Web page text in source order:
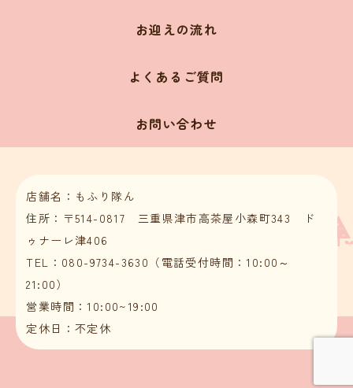
お迎えの流れ
よくあるご質問
お問い合わせ
店舗名：もふり隊ん
住所：〒514-0817 三重県津市高茶屋小森町343 ド
ゥナーレ津406
TEL：080-9734-3630（電話受付時間：10:00～
21:00）
営業時間：10:00~19:00
定休日：不定休